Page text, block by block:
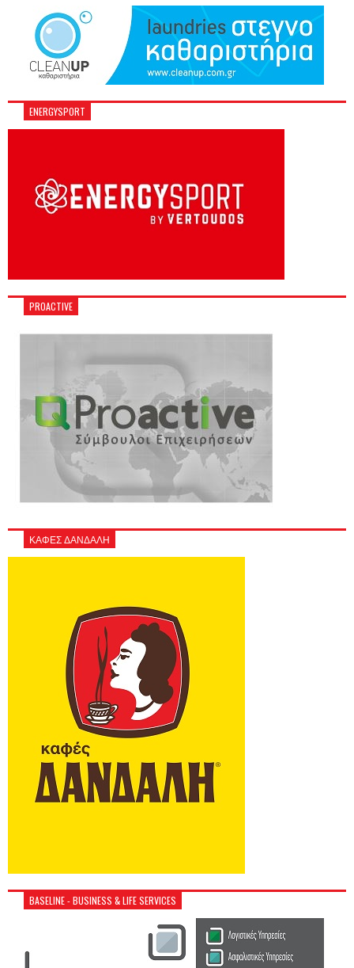
ENERGYSPORT
PROACTIVE
ΚΑΦΕΣ ΔΑΝΔΑΛΗ
BASELINE - BUSINESS & LIFE SERVICES